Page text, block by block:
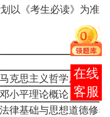
以《考生必读》为准
马克思主义哲学原理
邓小平理论概论
法律基础与思想道德修养
报考
咨询